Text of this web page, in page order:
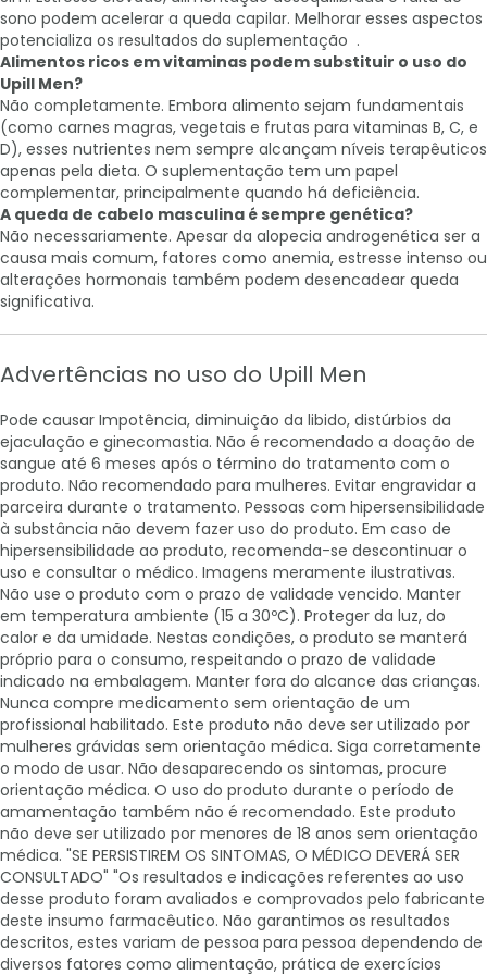
sono podem acelerar a queda capilar. Melhorar esses aspectos
potencializa os resultados do suplementação .
Alimentos ricos em vitaminas podem substituir o uso do
Upill Men?
Não completamente. Embora alimento sejam fundamentais
(como carnes magras, vegetais e frutas para vitaminas B, C, e
D), esses nutrientes nem sempre alcançam níveis terapêuticos
apenas pela dieta. O suplementação tem um papel
complementar, principalmente quando há deficiência.
A queda de cabelo masculina é sempre genética?
Não necessariamente. Apesar da alopecia androgenética ser a
causa mais comum, fatores como anemia, estresse intenso ou
alterações hormonais também podem desencadear queda
significativa.
Advertências no uso do Upill Men
Pode causar Impotência, diminuição da libido, distúrbios da
ejaculação e ginecomastia. Não é recomendado a doação de
sangue até 6 meses após o término do tratamento com o
produto. Não recomendado para mulheres. Evitar engravidar a
parceira durante o tratamento. Pessoas com hipersensibilidade
à substância não devem fazer uso do produto. Em caso de
hipersensibilidade ao produto, recomenda-se descontinuar o
uso e consultar o médico. Imagens meramente ilustrativas.
Não use o produto com o prazo de validade vencido. Manter
em temperatura ambiente (15 a 30ºC). Proteger da luz, do
calor e da umidade. Nestas condições, o produto se manterá
próprio para o consumo, respeitando o prazo de validade
indicado na embalagem. Manter fora do alcance das crianças.
Nunca compre medicamento sem orientação de um
profissional habilitado. Este produto não deve ser utilizado por
mulheres grávidas sem orientação médica. Siga corretamente
o modo de usar. Não desaparecendo os sintomas, procure
orientação médica. O uso do produto durante o período de
amamentação também não é recomendado. Este produto
não deve ser utilizado por menores de 18 anos sem orientação
médica. "SE PERSISTIREM OS SINTOMAS, O MÉDICO DEVERÁ SER
CONSULTADO" "Os resultados e indicações referentes ao uso
desse produto foram avaliados e comprovados pelo fabricante
deste insumo farmacêutico. Não garantimos os resultados
descritos, estes variam de pessoa para pessoa dependendo de
diversos fatores como alimentação, prática de exercícios